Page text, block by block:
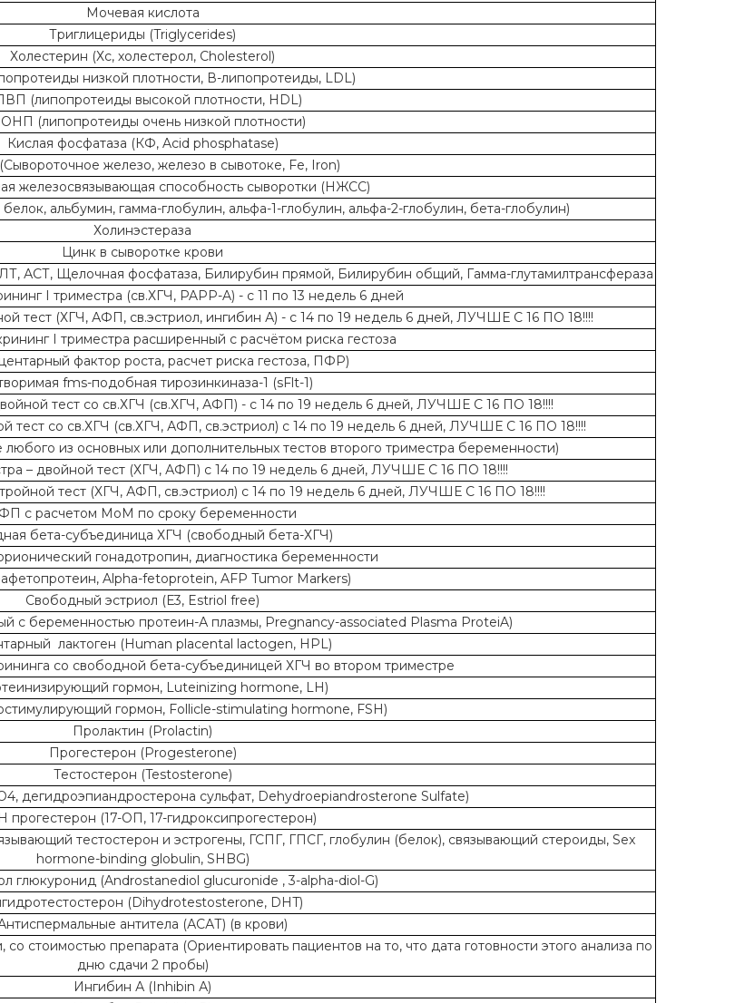
Мочевая кислота
Триглицериды (Triglycerides)
Холестерин (Хс, холестерол, Cholesterol)
низкой плотности, В-липопротеиды, LDL)
(липопротеиды высокой плотности, HDL)
(липопротеиды очень низкой плотности)
Кислая фосфатаза (КФ, Acid phosphatase)
железо, железо в сывотоке, Fe, Iron)
железосвязывающая способность сыворотки (НЖСС)
альбумин, гамма-глобулин, альфа-1-глобулин, альфа-2-глобулин, бета-глобулин)
Холинэстераза
Цинк в сыворотке крови
АСТ, Щелочная фосфатаза, Билирубин прямой, Билирубин общий, Гамма-глутамилтрансфераза
I триместра (св.ХГЧ, PAPP-A) - с 11 по 13 недель 6 дней
тест (ХГЧ, АФП, св.эстриол, ингибин А) - с 14 по 19 недель 6 дней, ЛУЧШЕ С 16 ПО 18!!!!
I триместра расширенный с расчётом риска гестоза
фактор роста, расчет риска гестоза, ПФР)
fms-подобная тирозинкиназа-1 (sFlt-1)
тест со св.ХГЧ (св.ХГЧ, АФП) - с 14 по 19 недель 6 дней, ЛУЧШЕ С 16 ПО 18!!!!
тест со св.ХГЧ (св.ХГЧ, АФП, св.эстриол) с 14 по 19 недель 6 дней, ЛУЧШЕ С 16 ПО 18!!!!
из основных или дополнительных тестов второго триместра беременности)
– двойной тест (ХГЧ, АФП) с 14 по 19 недель 6 дней, ЛУЧШЕ С 16 ПО 18!!!!
тест (ХГЧ, АФП, св.эстриол) с 14 по 19 недель 6 дней, ЛУЧШЕ С 16 ПО 18!!!!
с расчетом МоМ по сроку беременности
бета-субъединица ХГЧ (свободный бета-ХГЧ)
гонадотропин, диагностика беременности
Alpha-fetoprotein, AFP Tumor Markers)
Свободный эстриол (Е3, Estriol free)
с беременностью протеин-А плазмы, Pregnancy-associated Plasma ProteiA)
лактоген (Human placental lactogen, HPL)
со свободной бета-субъединицей ХГЧ во втором триместре
гормон, Luteinizing hormone, LH)
гормон, Follicle-stimulating hormone, FSH)
Пролактин (Prolactin)
Прогестерон (Progesterone)
Тестостерон (Testosterone)
дегидроэпиандростерона сульфат, Dehydroepiandrosterone Sulfate)
прогестерон (17-ОП, 17-гидроксипрогестерон)
тестостерон и эстрогены, ГСПГ, ГПСГ, глобулин (белок), связывающий стероиды, Sex
hormone-binding globulin, SHBG)
глюкуронид (Androstanediol glucuronide , 3-alpha-diol-G)
(Dihydrotestosterone, DHT)
антитела (АСАТ) (в крови)
стоимостью препарата (Ориентировать пациентов на то, что дата готовности этого анализа по
дню сдачи 2 пробы)
Ингибин А (Inhibin А)